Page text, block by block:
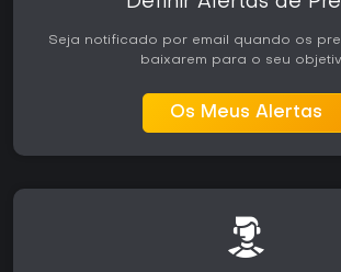
Seja notificado por email quando os
baixarem para o seu
Os Meus Alertas